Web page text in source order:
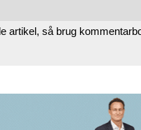
artikel, så brug